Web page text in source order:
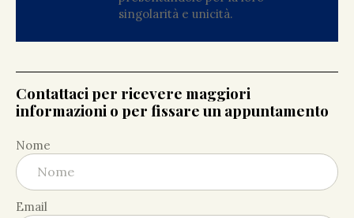
singolarità e unicità.
Contattaci per ricevere maggiori
informazioni o per fissare un appuntamento
Nome
Email